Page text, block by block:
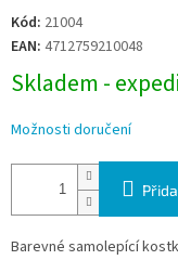
Měrná
cena:
Kód: 21004
EAN: 4712759210048
Skladem -
Možnosti doručení
Barevné samolepící